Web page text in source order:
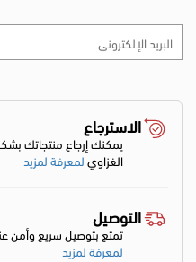
الاسترجاع
يمكنك إرجاع منتجاتك
الغزاويلمعرفة لمزيد
التوصيل
تمتع بتوصيل سريع وأمن
لمعرفة لمزيد